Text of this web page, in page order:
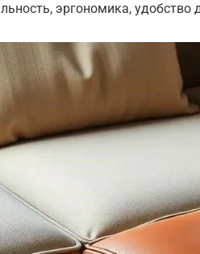
эргономика, удобство